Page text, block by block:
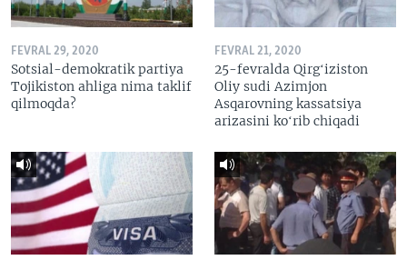
FEVRAL 29, 2020
Sotsial-demokratik partiya
Tojikiston ahliga nima taklif
qilmoqda?
FEVRAL 21, 2020
25-fevralda Qirgʻiziston
Oliy sudi Azimjon
Asqarovning kassatsiya
arizasini koʻrib chiqadi